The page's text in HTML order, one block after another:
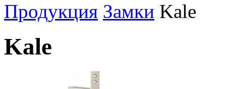
Продукция Замки Kale
Kale